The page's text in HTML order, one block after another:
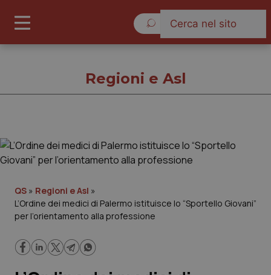
Governo e Parlamento
Regioni e Asl
Lavoro e Professioni
Regioni e Asl
QS » Regioni e Asl »
L’Ordine dei medici di Palermo istituisce lo “Sportello Giovani”
per l’orientamento alla professione